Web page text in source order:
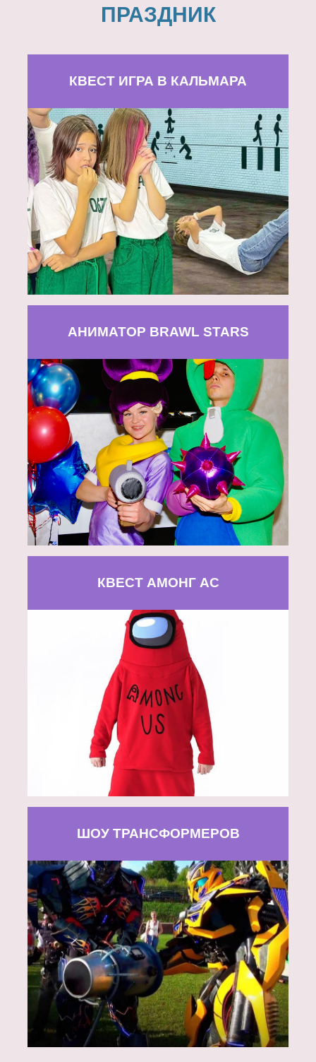
ПРАЗДНИК
КВЕСТ ИГРА В КАЛЬМАРА
АНИМАТОР BRAWL STARS
КВЕСТ АМОНГ АС
ШОУ ТРАНСФОРМЕРОВ